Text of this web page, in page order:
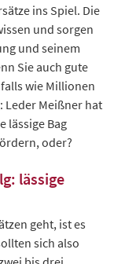
ins Spiel. Die
und sorgen
und seinem
Sie auch gute
wie Millionen
Leder Meißner hat
lässige Bag
oder?
lässige
geht, ist es
sich also